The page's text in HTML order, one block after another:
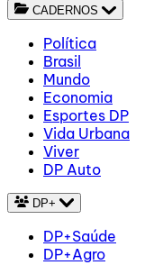
CADERNOS
Política
Brasil
Mundo
Economia
Esportes DP
Vida Urbana
Viver
DP Auto
DP+
DP+Saúde
DP+Agro